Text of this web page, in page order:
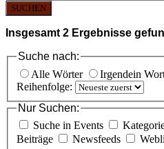
SUCHEN
Insgesamt 2 Ergebnisse
Suche nach:
Alle Wörter
Irgendein
Reihenfolge:
Nur Suchen:
Suche in Events
Beiträge
Newsfeeds